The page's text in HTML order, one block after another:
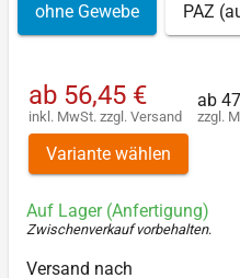
ohne Gewebe PAZ
ab 56,45 €
inkl. MwSt. zzgl. Versand
ab
zzgl.
Variante wählen
Auf Lager (Anfertigung)
Zwischenverkauf vorbehalten.
Versand nach